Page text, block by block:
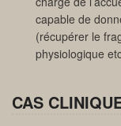
capable de
(récupérer le
physiologique
CAS